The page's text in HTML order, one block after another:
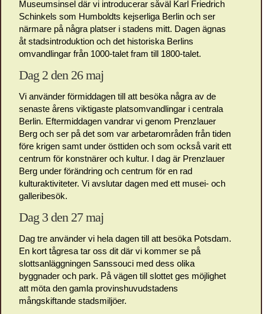
Museumsinsel där vi introducerar såväl Karl Friedrich
Schinkels som Humboldts kejserliga Berlin och ser
närmare på några platser i stadens mitt. Dagen ägnas
åt stadsintroduktion och det historiska Berlins
omvandlingar från 1000-talet fram till 1800-talet.
Dag 2 den 26 maj
Vi använder förmiddagen till att besöka några av de
senaste årens viktigaste platsomvandlingar i centrala
Berlin. Eftermiddagen vandrar vi genom Prenzlauer
Berg och ser på det som var arbetarområden från tiden
före krigen samt under östtiden och som också varit ett
centrum för konstnärer och kultur. I dag är Prenzlauer
Berg under förändring och centrum för en rad
kulturaktiviteter. Vi avslutar dagen med ett musei- och
galleribesök.
Dag 3 den 27 maj
Dag tre använder vi hela dagen till att besöka Potsdam.
En kort tågresa tar oss dit där vi kommer se på
slottsanläggningen Sanssouci med dess olika
byggnader och park. På vägen till slottet ges möjlighet
att möta den gamla provinshuvudstadens
mångskiftande stadsmiljöer.